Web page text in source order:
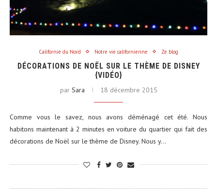
Californie du Nord Notre vie californienne Ze blog
DÉCORATIONS DE NOËL SUR LE THÈME DE DISNEY
{VIDÉO}
par Sara 18 décembre 2015
Comme vous le savez, nous avons déménagé cet été. Nous
habitons maintenant à 2 minutes en voiture du quartier qui fait des
décorations de Noël sur le thème de Disney. Nous y…